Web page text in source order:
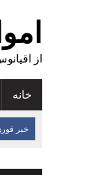
از
خانه
خبر